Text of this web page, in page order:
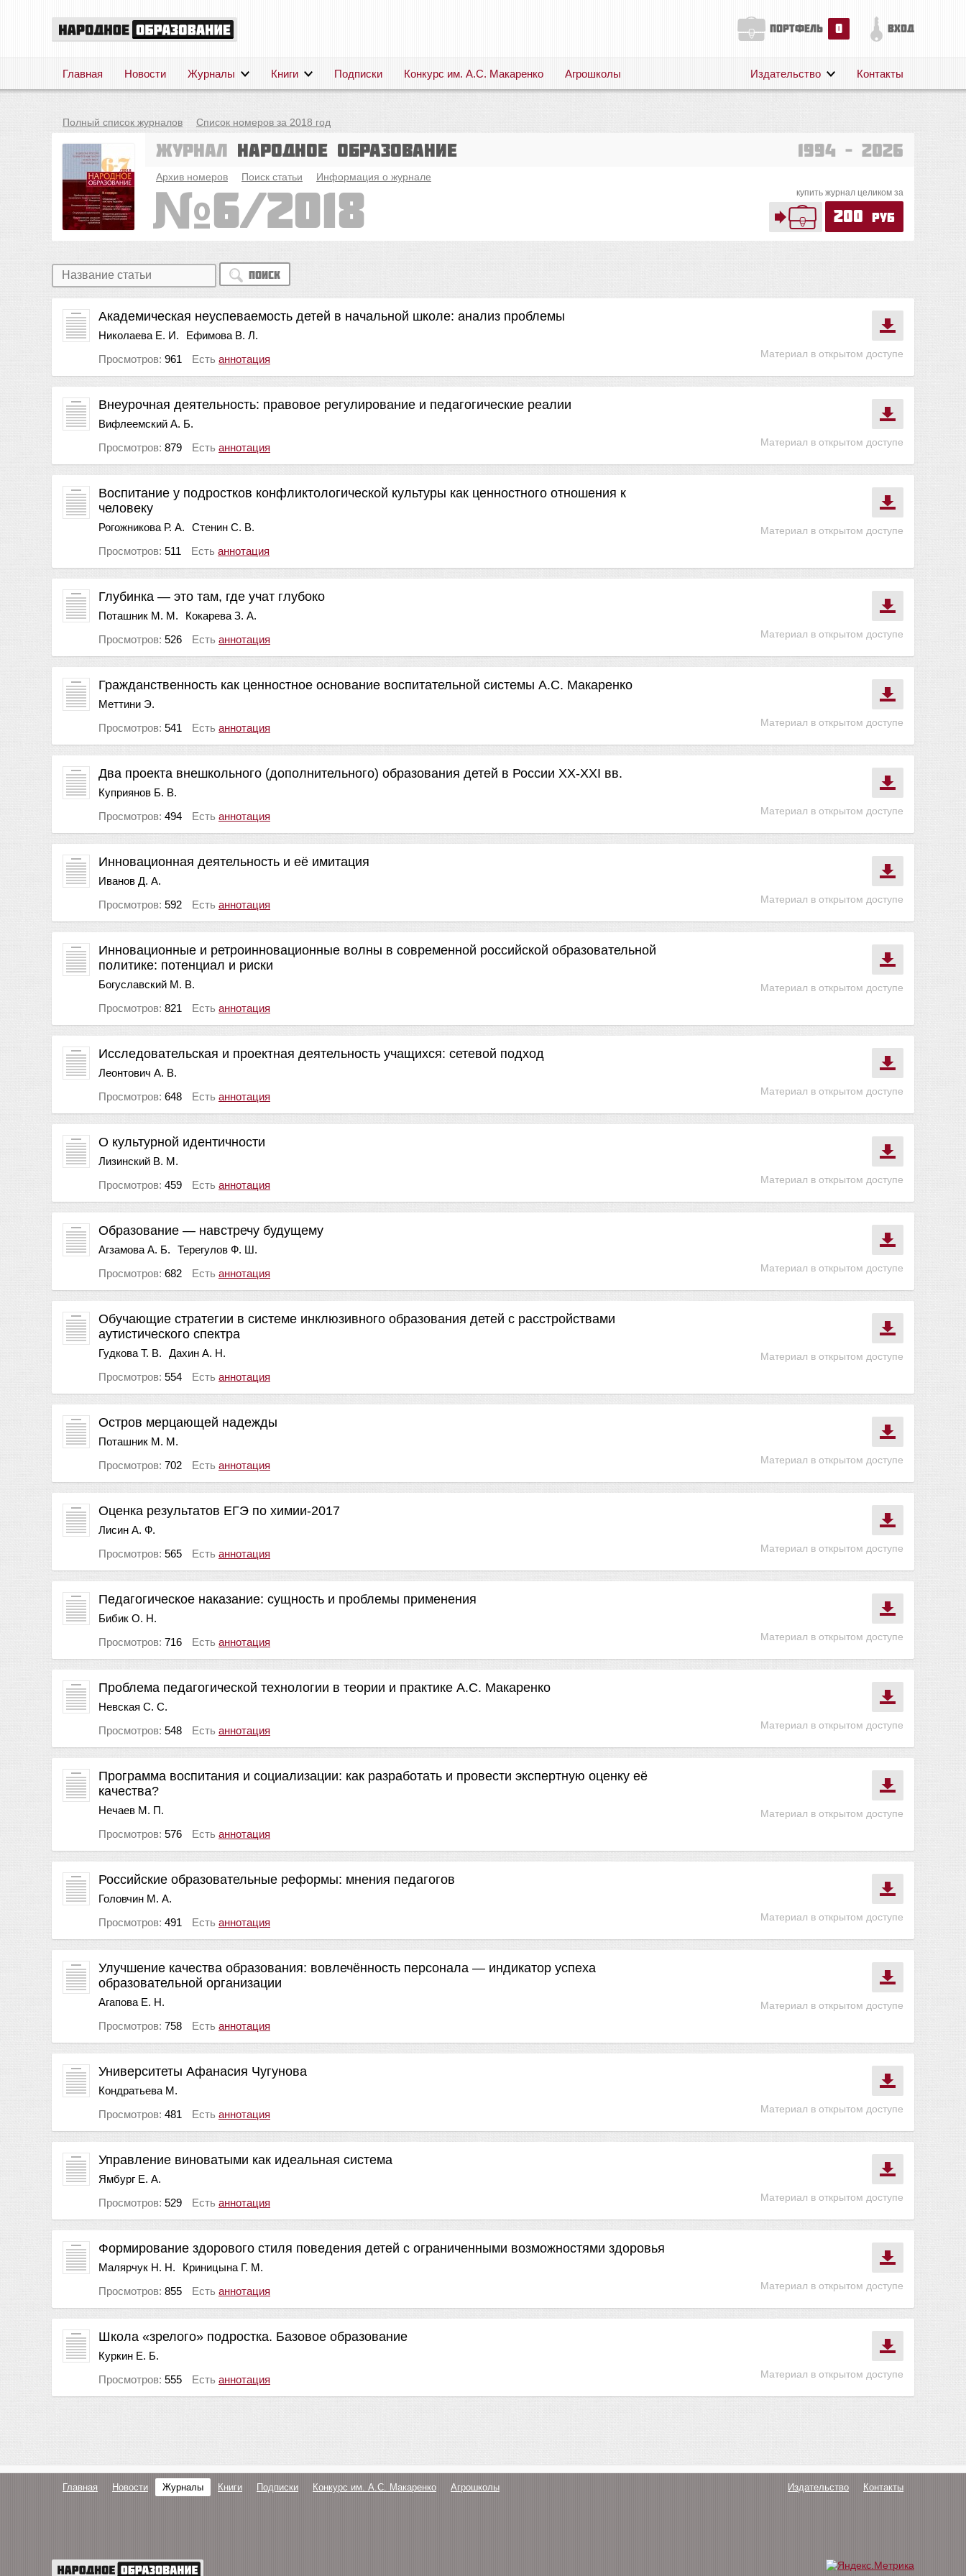
портфель 0 вход
Главная Новости Журналы Книги Подписки Конкурс им. А.С. Макаренко Агрошколы
Поддержка
Издательство Контакты
Полный список журналов Список номеров за 2018 год
Журнал Народное образование 1994 – 2026
Архив номеров Поиск статьи Информация о журнале
купить журнал целиком за
200 руб
6/2018
Поиск
Материал в открытом доступе
Академическая неуспеваемость детей в начальной школе: анализ проблемы
Николаева Е. И.
Ефимова В. Л.
Просмотров: 961 Есть аннотация
Материал в открытом доступе
Внеурочная деятельность: правовое регулирование и педагогические реалии
Вифлеемский А. Б.
Просмотров: 879 Есть аннотация
Материал в открытом доступе
Воспитание у подростков конфликтологической культуры как ценностного отношения к
человеку
Рогожникова Р. А.
Стенин С. В.
Просмотров: 511 Есть аннотация
Материал в открытом доступе
Глубинка — это там, где учат глубоко
Поташник М. М.
Кокарева З. А.
Просмотров: 526 Есть аннотация
Материал в открытом доступе
Гражданственность как ценностное основание воспитательной системы А.С. Макаренко
Меттини Э.
Просмотров: 541 Есть аннотация
Материал в открытом доступе
Два проекта внешкольного (дополнительного) образования детей в России ХХ-ХХI вв.
Куприянов Б. В.
Просмотров: 494 Есть аннотация
Материал в открытом доступе
Инновационная деятельность и её имитация
Иванов Д. А.
Просмотров: 592 Есть аннотация
Материал в открытом доступе
Инновационные и ретроинновационные волны в современной российской образовательной
политике: потенциал и риски
Богуславский М. В.
Просмотров: 821 Есть аннотация
Материал в открытом доступе
Исследовательская и проектная деятельность учащихся: сетевой подход
Леонтович А. В.
Просмотров: 648 Есть аннотация
Материал в открытом доступе
О культурной идентичности
Лизинский В. М.
Просмотров: 459 Есть аннотация
Материал в открытом доступе
Образование — навстречу будущему
Агзамова А. Б.
Терегулов Ф. Ш.
Просмотров: 682 Есть аннотация
Материал в открытом доступе
Обучающие стратегии в системе инклюзивного образования детей с расстройствами
аутистического спектра
Гудкова Т. В.
Дахин А. Н.
Просмотров: 554 Есть аннотация
Материал в открытом доступе
Остров мерцающей надежды
Поташник М. М.
Просмотров: 702 Есть аннотация
Материал в открытом доступе
Оценка результатов ЕГЭ по химии-2017
Лисин А. Ф.
Просмотров: 565 Есть аннотация
Материал в открытом доступе
Педагогическое наказание: сущность и проблемы применения
Бибик О. Н.
Просмотров: 716 Есть аннотация
Материал в открытом доступе
Проблема педагогической технологии в теории и практике А.С. Макаренко
Невская С. С.
Просмотров: 548 Есть аннотация
Материал в открытом доступе
Программа воспитания и социализации: как разработать и провести экспертную оценку её
качества?
Нечаев М. П.
Просмотров: 576 Есть аннотация
Материал в открытом доступе
Российские образовательные реформы: мнения педагогов
Головчин М. А.
Просмотров: 491 Есть аннотация
Материал в открытом доступе
Улучшение качества образования: вовлечённость персонала — индикатор успеха
образовательной организации
Агапова Е. Н.
Просмотров: 758 Есть аннотация
Материал в открытом доступе
Университеты Афанасия Чугунова
Кондратьева М.
Просмотров: 481 Есть аннотация
Материал в открытом доступе
Управление виноватыми как идеальная система
Ямбург Е. А.
Просмотров: 529 Есть аннотация
Материал в открытом доступе
Формирование здорового стиля поведения детей с ограниченными возможностями здоровья
Малярчук Н. Н.
Криницына Г. М.
Просмотров: 855 Есть аннотация
Материал в открытом доступе
Школа «зрелого» подростка. Базовое образование
Куркин Е. Б.
Просмотров: 555 Есть аннотация
Главная Новости Журналы Книги Подписки Конкурс им. А.С. Макаренко Агрошколы Издательство Контакты